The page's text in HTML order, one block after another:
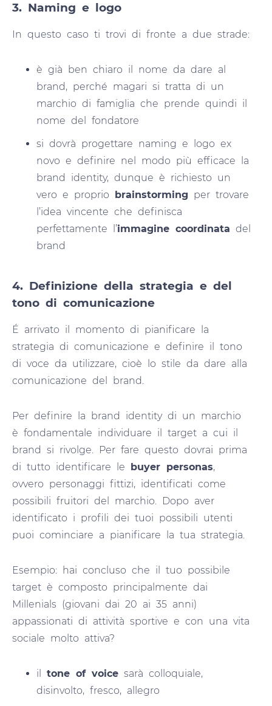
3. Naming e logo
In questo caso ti trovi di fronte a due strade:
è già ben chiaro il nome da dare al
brand, perché magari si tratta di un
marchio di famiglia che prende quindi il
nome del fondatore
si dovrà progettare naming e logo ex
novo e definire nel modo più efficace la
brand identity, dunque è richiesto un
vero e proprio
brainstorming per trovare
l’idea vincente che definisca
perfettamente l’immagine coordinata del
brand
4. Definizione della strategia e del
tono di comunicazione
É arrivato il momento di pianificare la
strategia di comunicazione e definire il tono
di voce da utilizzare, cioè lo stile da dare alla
comunicazione del brand.
Per definire la brand identity di un marchio
è fondamentale individuare il target a cui il
brand si rivolge. Per fare questo dovrai prima
di tutto identificare le
buyer personas,
ovvero personaggi fittizi, identificati come
possibili fruitori del marchio. Dopo aver
identificato i profili dei tuoi possibili utenti
puoi cominciare a pianificare la tua strategia.
Esempio: hai concluso che il tuo possibile
target è composto principalmente dai
Millenials (giovani dai 20 ai 35 anni)
appassionati di attività sportive e con una vita
sociale molto attiva?
il tone of voice sarà colloquiale,
disinvolto, fresco, allegro